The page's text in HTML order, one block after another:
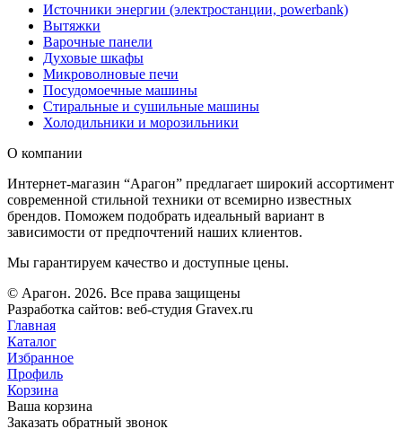
Источники энергии (электростанции, powerbank)
Вытяжки
Варочные панели
Духовые шкафы
Микроволновые печи
Посудомоечные машины
Стиральные и сушильные машины
Холодильники и морозильники
О компании
Интернет-магазин “Арагон” предлагает широкий ассортимент
современной стильной техники от всемирно известных
брендов. Поможем подобрать идеальный вариант в
зависимости от предпочтений наших клиентов.
Мы гарантируем качество и доступные цены.
© Арагон. 2026. Все права защищены
Разработка сайтов: веб-студия Gravex.ru
Главная
Каталог
Избранное
Профиль
Корзина
Ваша корзина
Заказать обратный звонок